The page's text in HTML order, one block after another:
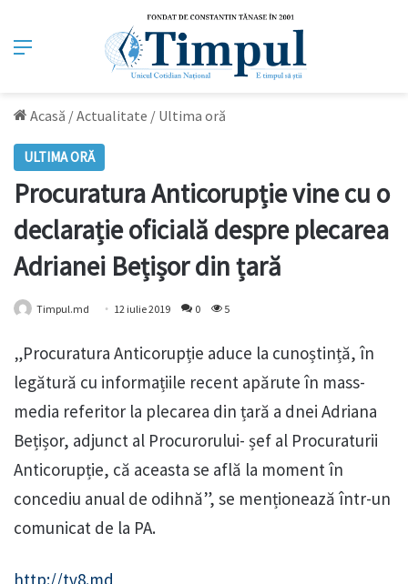
Meniu
Acasă /Actualitate / Ultima oră
ULTIMA ORĂ
Procuratura Anticorupție vine cu o
declarație oficială despre plecarea
Adrianei Bețișor din țară
Timpul.md 12 iulie 2019 0 5
„Procuratura Anticorupție aduce la cunoștință, în
legătură cu informațiile recent apărute în mass-
media referitor la plecarea din țară a dnei Adriana
Bețișor, adjunct al Procurorului- șef al Procuraturii
Anticorupție, că aceasta se află la moment în
concediu anual de odihnă”, se menționează într-un
comunicat de la PA.